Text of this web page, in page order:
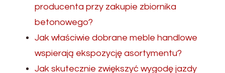
producenta przy zakupie zbiornika
betonowego?
Jak właściwie dobrane meble handlowe
wspierają ekspozycję asortymentu?
Jak skutecznie zwiększyć wygodę jazdy